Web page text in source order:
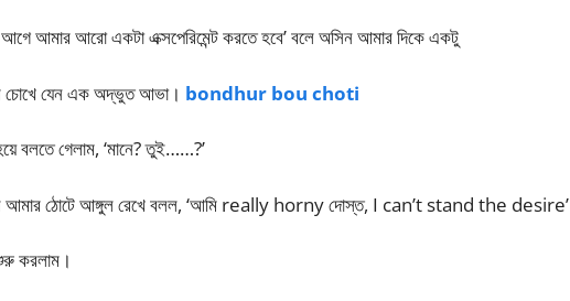
আমার আরো একটা এক্সপেরিমেন্ট করতে হবে’ বলে অসিন আমার দিকে একটু
যেন এক অদ্ভুত আভা। bondhur bou choti
বলতে গেলাম, ‘মানে? তুই……?’
আমার ঠোটে আঙ্গুল রেখে বলল, ‘আমি really horny দোস্ত, I can’t stand the desire’
করলাম।